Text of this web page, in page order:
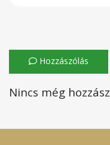
Hozzászólás
Nincs még